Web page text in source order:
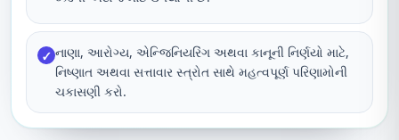
✓ નાણા, આરોગ્ય, એન્જિનિયરિંગ અથવા કાનૂની નિર્ણયો માટે,
નિષ્ણાત અથવા સત્તાવાર સ્ત્રોત સાથે મહત્વપૂર્ણ પરિણામોની
ચકાસણી કરો.